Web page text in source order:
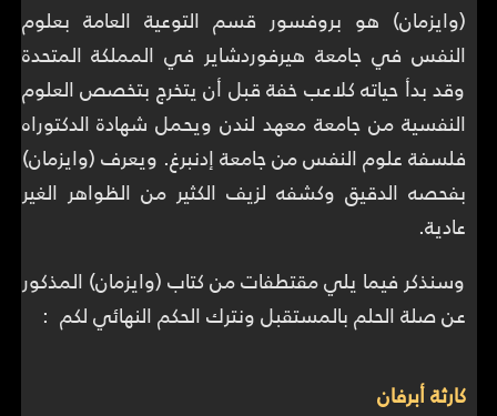
(وايزمان) هو بروفسور قسم التوعية العامة بعلوم
النفس في جامعة هيرفوردشاير في المملكة المتحدة
وقد بدأ حياته كلاعب خفة قبل أن يتخرج بتخصص العلوم
النفسية من جامعة معهد لندن ويحمل شهادة الدكتوراه
فلسفة علوم النفس من جامعة إدنبرغ. ويعرف (وايزمان)
بفحصه الدقيق وكشفه لزيف الكثير من الظواهر الغير
عادية.
وسنذكر فيما يلي مقتطفات من كتاب (وايزمان) المذكور
عن صلة الحلم بالمستقبل ونترك الحكم النهائي لكم :
كارثة أبرفان